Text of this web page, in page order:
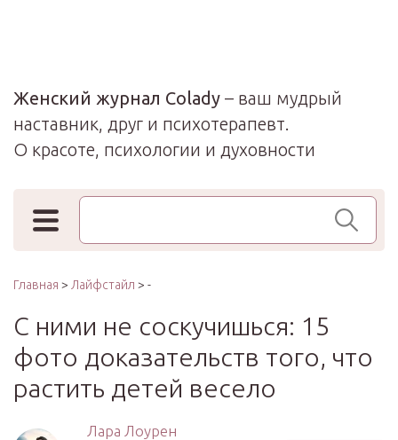
Женский журнал Colady – ваш мудрый
наставник, друг и психотерапевт.
О красоте, психологии и духовности
Поиск по сайту
Главная > Лайфстайл > -
С ними не соскучишься: 15
фото доказательств того, что
растить детей весело
Лара Лоурен